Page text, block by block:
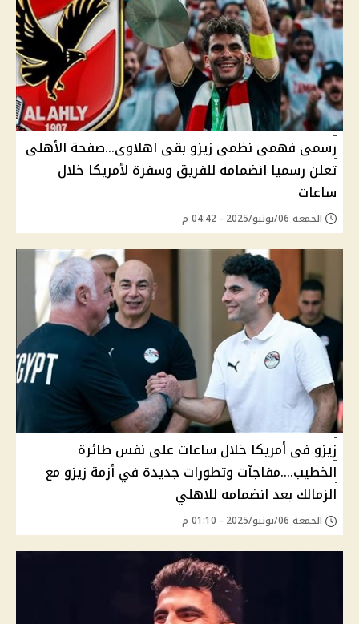
رسمى فهمى نظمى زيزو بقى اهلاوى...صفحة الأهلى
تعلن رسميا انضمامه للفريق وسفرة لأمريكا خلال
ساعات
الجمعة 06/يونيو/2025 - 04:42 م
زيزو فى أمريكا خلال ساعات على نفس طائرة
الخطيب....مفاجآت وتطورات جديدة في أزمة زيزو مع
الزمالك بعد انضمامه للاهلي
الجمعة 06/يونيو/2025 - 01:10 م